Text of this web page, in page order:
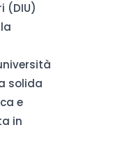
(DIU)
solida
e
in